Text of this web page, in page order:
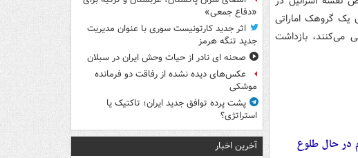
یک گروهک اماراتی
می‌کنند، بازداشت
در حال طلوع
«دفاع جمعی»
اثر جدید کارتونیست سوری با عنوان مدیریت
جدید تنگه هرمز
صحنه ای نادر از حیات وحش ایران در سبلان
عکس‌های دیده نشده از رفاقت دو فرمانده‌
موشکی
پشت پرده توافق جدید ایران؛ تاکتیک یا
استراتژی؟
آخرین اخبار